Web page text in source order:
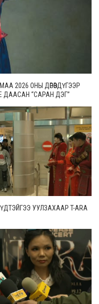
2026 ОНЫ ДӨРӨВДҮГЭЭР
ДААСАН “САРАН ДЭГ”
УУЛЗАХААР T-ARA